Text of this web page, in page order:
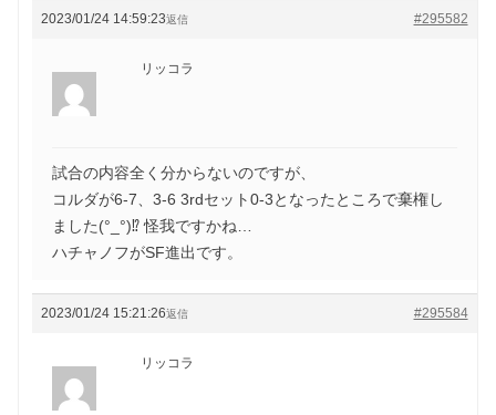
2023/01/24 14:59:23 #295582
返信
リッコラ
試合の内容全く分からないのですが、
コルダが6-7、3-6 3rdセット0-3となったところで棄権し
ました(°_°)⁉️ 怪我ですかね…
ハチャノフがSF進出です。
2023/01/24 15:21:26 #295584
返信
リッコラ